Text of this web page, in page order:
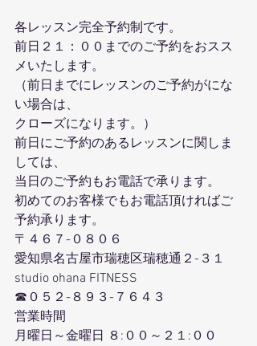
各レッスン完全予約制です。
前日２１：００までのご予約をおスス
メいたします。
（前日までにレッスンのご予約がにな
い場合は、
クローズになります。）
前日にご予約のあるレッスンに関しま
しては、
当日のご予約もお電話で承ります。
初めてのお客様でもお電話頂ければご
予約承ります。
〒４６７-０８０６
愛知県名古屋市瑞穂区瑞穂通２-３１
studio ohana FITNESS
☎０５２-８９３-７６４３
営業時間
月曜日～金曜日 ８:００～２１:００